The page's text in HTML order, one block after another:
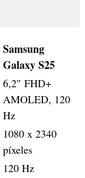
Samsung
Galaxy S25
6,2″ FHD+
AMOLED, 120
Hz
1080 x 2340
píxeles
120 Hz